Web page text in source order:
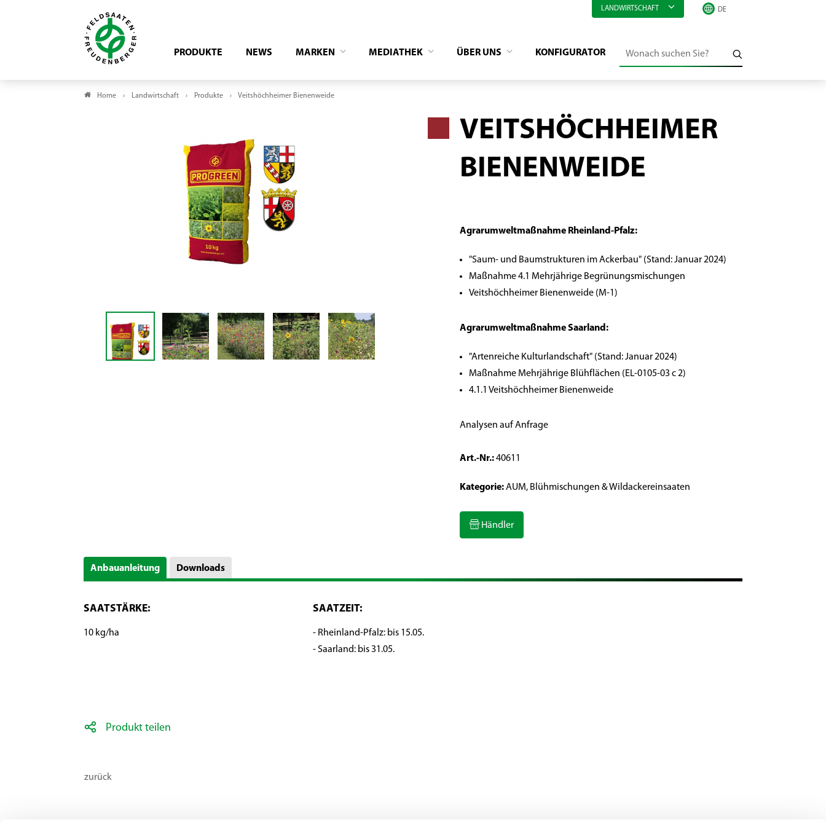
LANDWIRTSCHAFT
PRODUKTE NEWS MARKEN MEDIATHEK ÜBER UNS KONFIGURATOR
Home Landwirtschaft Produkte Veitshöchheimer Bienenweide
VEITSHÖCHHEIMER
BIENENWEIDE
Agrarumweltmaßnahme Rheinland-Pfalz:
"Saum- und Baumstrukturen im Ackerbau" (Stand: Januar 2024)
Maßnahme 4.1 Mehrjährige Begrünungsmischungen
Veitshöchheimer Bienenweide (M-1)
Agrarumweltmaßnahme Saarland:
"Artenreiche Kulturlandschaft" (Stand: Januar 2024)
Maßnahme Mehrjährige Blühflächen (EL-0105-03 c 2)
4.1.1 Veitshöchheimer Bienenweide
Analysen auf Anfrage
Art.-Nr.:40611
Kategorie:AUM, Blühmischungen & Wildackereinsaaten
Händler
Anbauanleitung Downloads
SAATSTÄRKE:
10 kg/ha
SAATZEIT:
- Rheinland-Pfalz: bis 15.05.
- Saarland: bis 31.05.
Produkt teilen
zurück